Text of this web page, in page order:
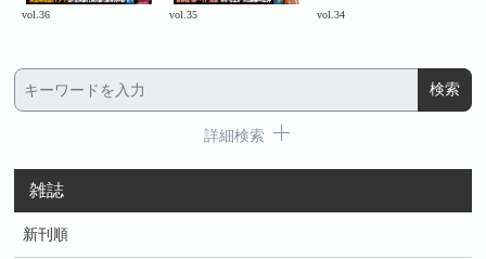
vol.36 vol.35 vol.34
詳細検索
雑誌
新刊順